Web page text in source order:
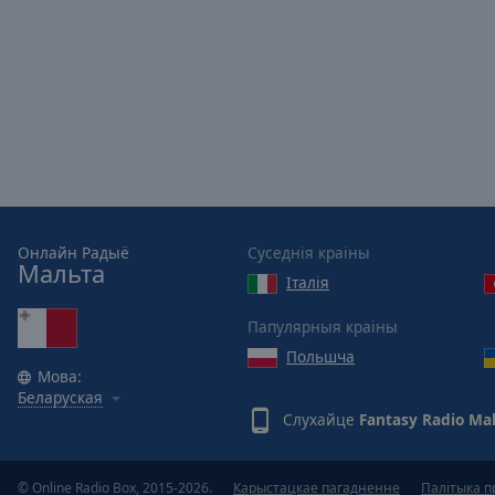
window.
Beginning
dialog
window.
Escape
will
cancel
Онлайн Радыё
Мальта
Мова:
Беларуская
Суседнія краіны
Італія
Папулярныя краіны
Польшча
Слухайце Fantasy Radio
© Online Radio Box, 2015-2026. Карыстацкае пагадненне Палітыка